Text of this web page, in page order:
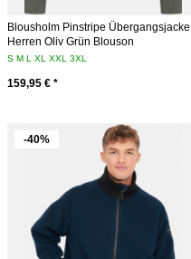
Blousholm Pinstripe Übergangsjacke
Herren Oliv Grün Blouson
SMLXLXXL3XL
159,95 € *
-40%